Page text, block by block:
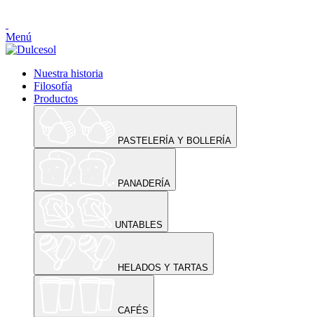
Menú
Nuestra historia
Filosofía
Productos
PASTELERÍA Y BOLLERÍA
PANADERÍA
UNTABLES
HELADOS Y TARTAS
CAFÉS